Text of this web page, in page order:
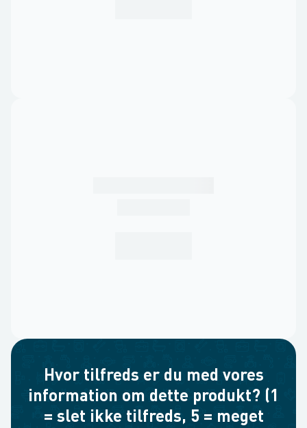
Hvor tilfreds er du med vores
information om dette produkt? (1
= slet ikke tilfreds, 5 = meget